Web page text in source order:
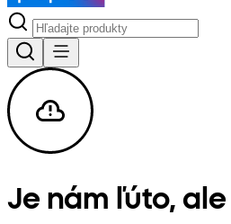
Je nám ľúto,